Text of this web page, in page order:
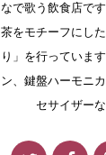
なで歌う飲食店で
茶をモチーフにし
り」を行っていま
ン、鍵盤ハーモニ
セサイザー